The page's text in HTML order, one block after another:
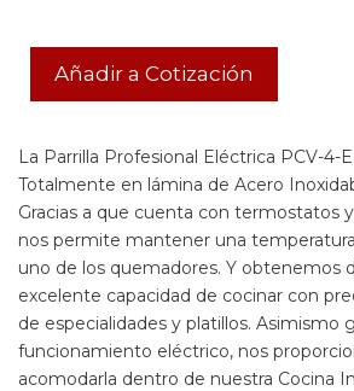
Añadir a Cotización
La Parrilla Profesional Eléctrica PCV-4-
Totalmente en lámina de Acero
Gracias a que cuenta con termostatos
nos permite mantener una
uno de los quemadores. Y obtenemos
excelente capacidad de cocinar con
de especialidades y platillos. Asimismo
funcionamiento eléctrico, nos
acomodarla dentro de nuestra Cocina